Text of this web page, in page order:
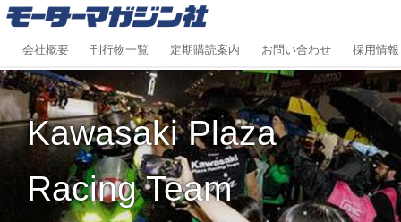
会社概要 刊行物一覧 定期購読案内 お問い合わせ 採用情報
Kawasaki Plaza
Racing Team